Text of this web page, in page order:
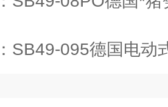
SB49-095德国电动式菜猪劈半锯